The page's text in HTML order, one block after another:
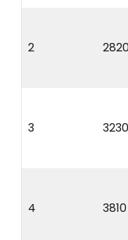
2
3 3230
4 3810